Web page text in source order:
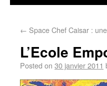
← Space Chef Caisar :
L’Ecole
Posted on 30 janvier 2011